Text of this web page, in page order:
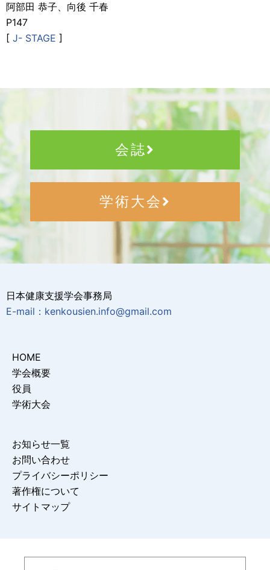
阿部田 恭子、向後 千春
P147
[ J- STAGE ]
会誌
学術大会
日本健康支援学会事務局
E-mail：kenkousien.info@gmail.com
HOME
学会概要
役員
学術大会
お知らせ一覧
お問い合わせ
プライバシーポリシー
著作権について
サイトマップ